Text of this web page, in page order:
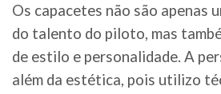
Os capacetes não são apenas
do talento do piloto, mas
de estilo e personalidade. A
além da estética, pois utilizo